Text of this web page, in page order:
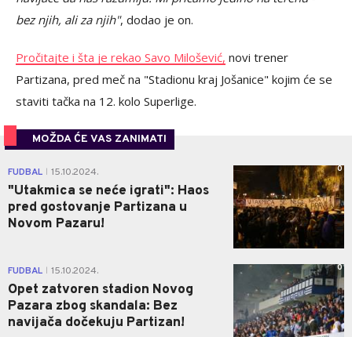
bez njih, ali za njih", dodao je on.
Pročitajte i šta je rekao Savo Milošević, novi trener
Partizana, pred meč na "Stadionu kraj Jošanice" kojim će se
staviti tačka na 12. kolo Superlige.
MOŽDA ĆE VAS ZANIMATI
FUDBAL 15.10.2024.
"Utakmica se neće igrati": Haos
pred gostovanje Partizana u
Novom Pazaru!
0
FUDBAL 15.10.2024.
Opet zatvoren stadion Novog
Pazara zbog skandala: Bez
navijača dočekuju Partizan!
0